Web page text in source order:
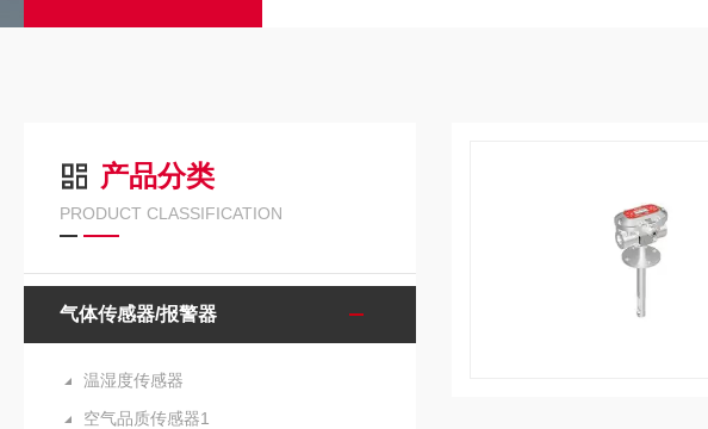
产品分类
PRODUCT CLASSIFICATION
气体传感器/报警器
温湿度传感器
空气品质传感器1